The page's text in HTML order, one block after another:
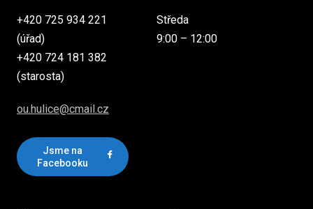
+420 725 934 221
(úřad)
+420 724 181 382
(starosta)
ou.hulice@cmail.cz
Jsme na
Facebooku
Středa
9:00 – 12:00